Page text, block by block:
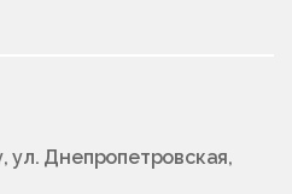
ул. Днепропетровская,